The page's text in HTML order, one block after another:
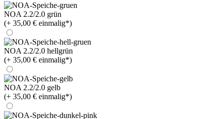
NOA 2.2/2.0 grün
(+ 35,00 € einmalig*)
NOA 2.2/2.0 hellgrün
(+ 35,00 € einmalig*)
NOA 2.2/2.0 gelb
(+ 35,00 € einmalig*)